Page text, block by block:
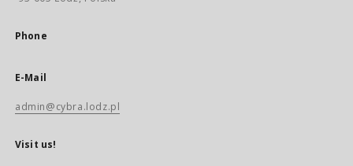
Phone
E-Mail
admin@cybra.lodz.pl
Visit us!